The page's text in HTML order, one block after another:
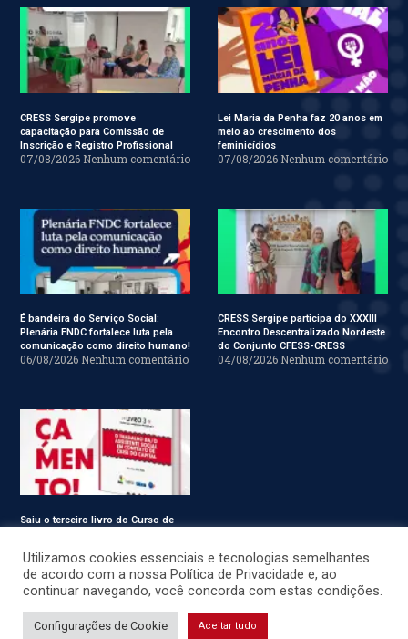
CRESS Sergipe promove
capacitação para Comissão de
Inscrição e Registro Profissional
07/08/2026 Nenhum comentário
Lei Maria da Penha faz 20 anos em
meio ao crescimento dos
feminicídios
07/08/2026 Nenhum comentário
É bandeira do Serviço Social:
Plenária FNDC fortalece luta pela
comunicação como direito humano!
06/08/2026 Nenhum comentário
CRESS Sergipe participa do XXXIII
Encontro Descentralizado Nordeste
do Conjunto CFESS-CRESS
04/08/2026 Nenhum comentário
Saiu o terceiro livro do Curso de
© CRESS-SE 2022. Todos os Direitos Reservados.
Desenvolvido porJSWEBMIDIA
Utilizamos cookies essenciais e tecnologias semelhantes
de acordo com a nossa Política de Privacidade e, ao
continuar navegando, você concorda com estas condições.
Configurações de Cookie Aceitar tudo